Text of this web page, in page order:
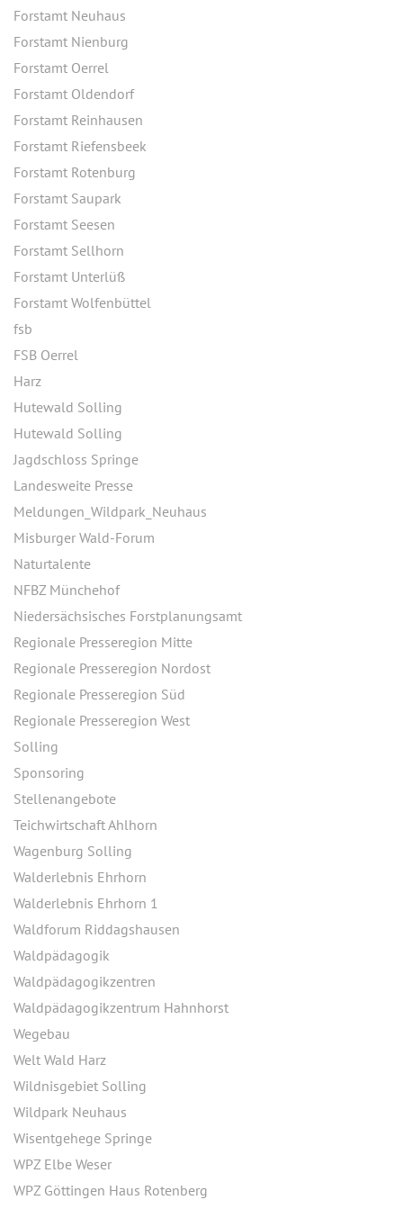
Forstamt Neuhaus
Forstamt Nienburg
Forstamt Oerrel
Forstamt Oldendorf
Forstamt Reinhausen
Forstamt Riefensbeek
Forstamt Rotenburg
Forstamt Saupark
Forstamt Seesen
Forstamt Sellhorn
Forstamt Unterlüß
Forstamt Wolfenbüttel
fsb
FSB Oerrel
Harz
Hutewald Solling
Hutewald Solling
Jagdschloss Springe
Landesweite Presse
Meldungen_Wildpark_Neuhaus
Misburger Wald-Forum
Naturtalente
NFBZ Münchehof
Niedersächsisches Forstplanungsamt
Regionale Presseregion Mitte
Regionale Presseregion Nordost
Regionale Presseregion Süd
Regionale Presseregion West
Solling
Sponsoring
Stellenangebote
Teichwirtschaft Ahlhorn
Wagenburg Solling
Walderlebnis Ehrhorn
Walderlebnis Ehrhorn 1
Waldforum Riddagshausen
Waldpädagogik
Waldpädagogikzentren
Waldpädagogikzentrum Hahnhorst
Wegebau
Welt Wald Harz
Wildnisgebiet Solling
Wildpark Neuhaus
Wisentgehege Springe
WPZ Elbe Weser
WPZ Göttingen Haus Rotenberg